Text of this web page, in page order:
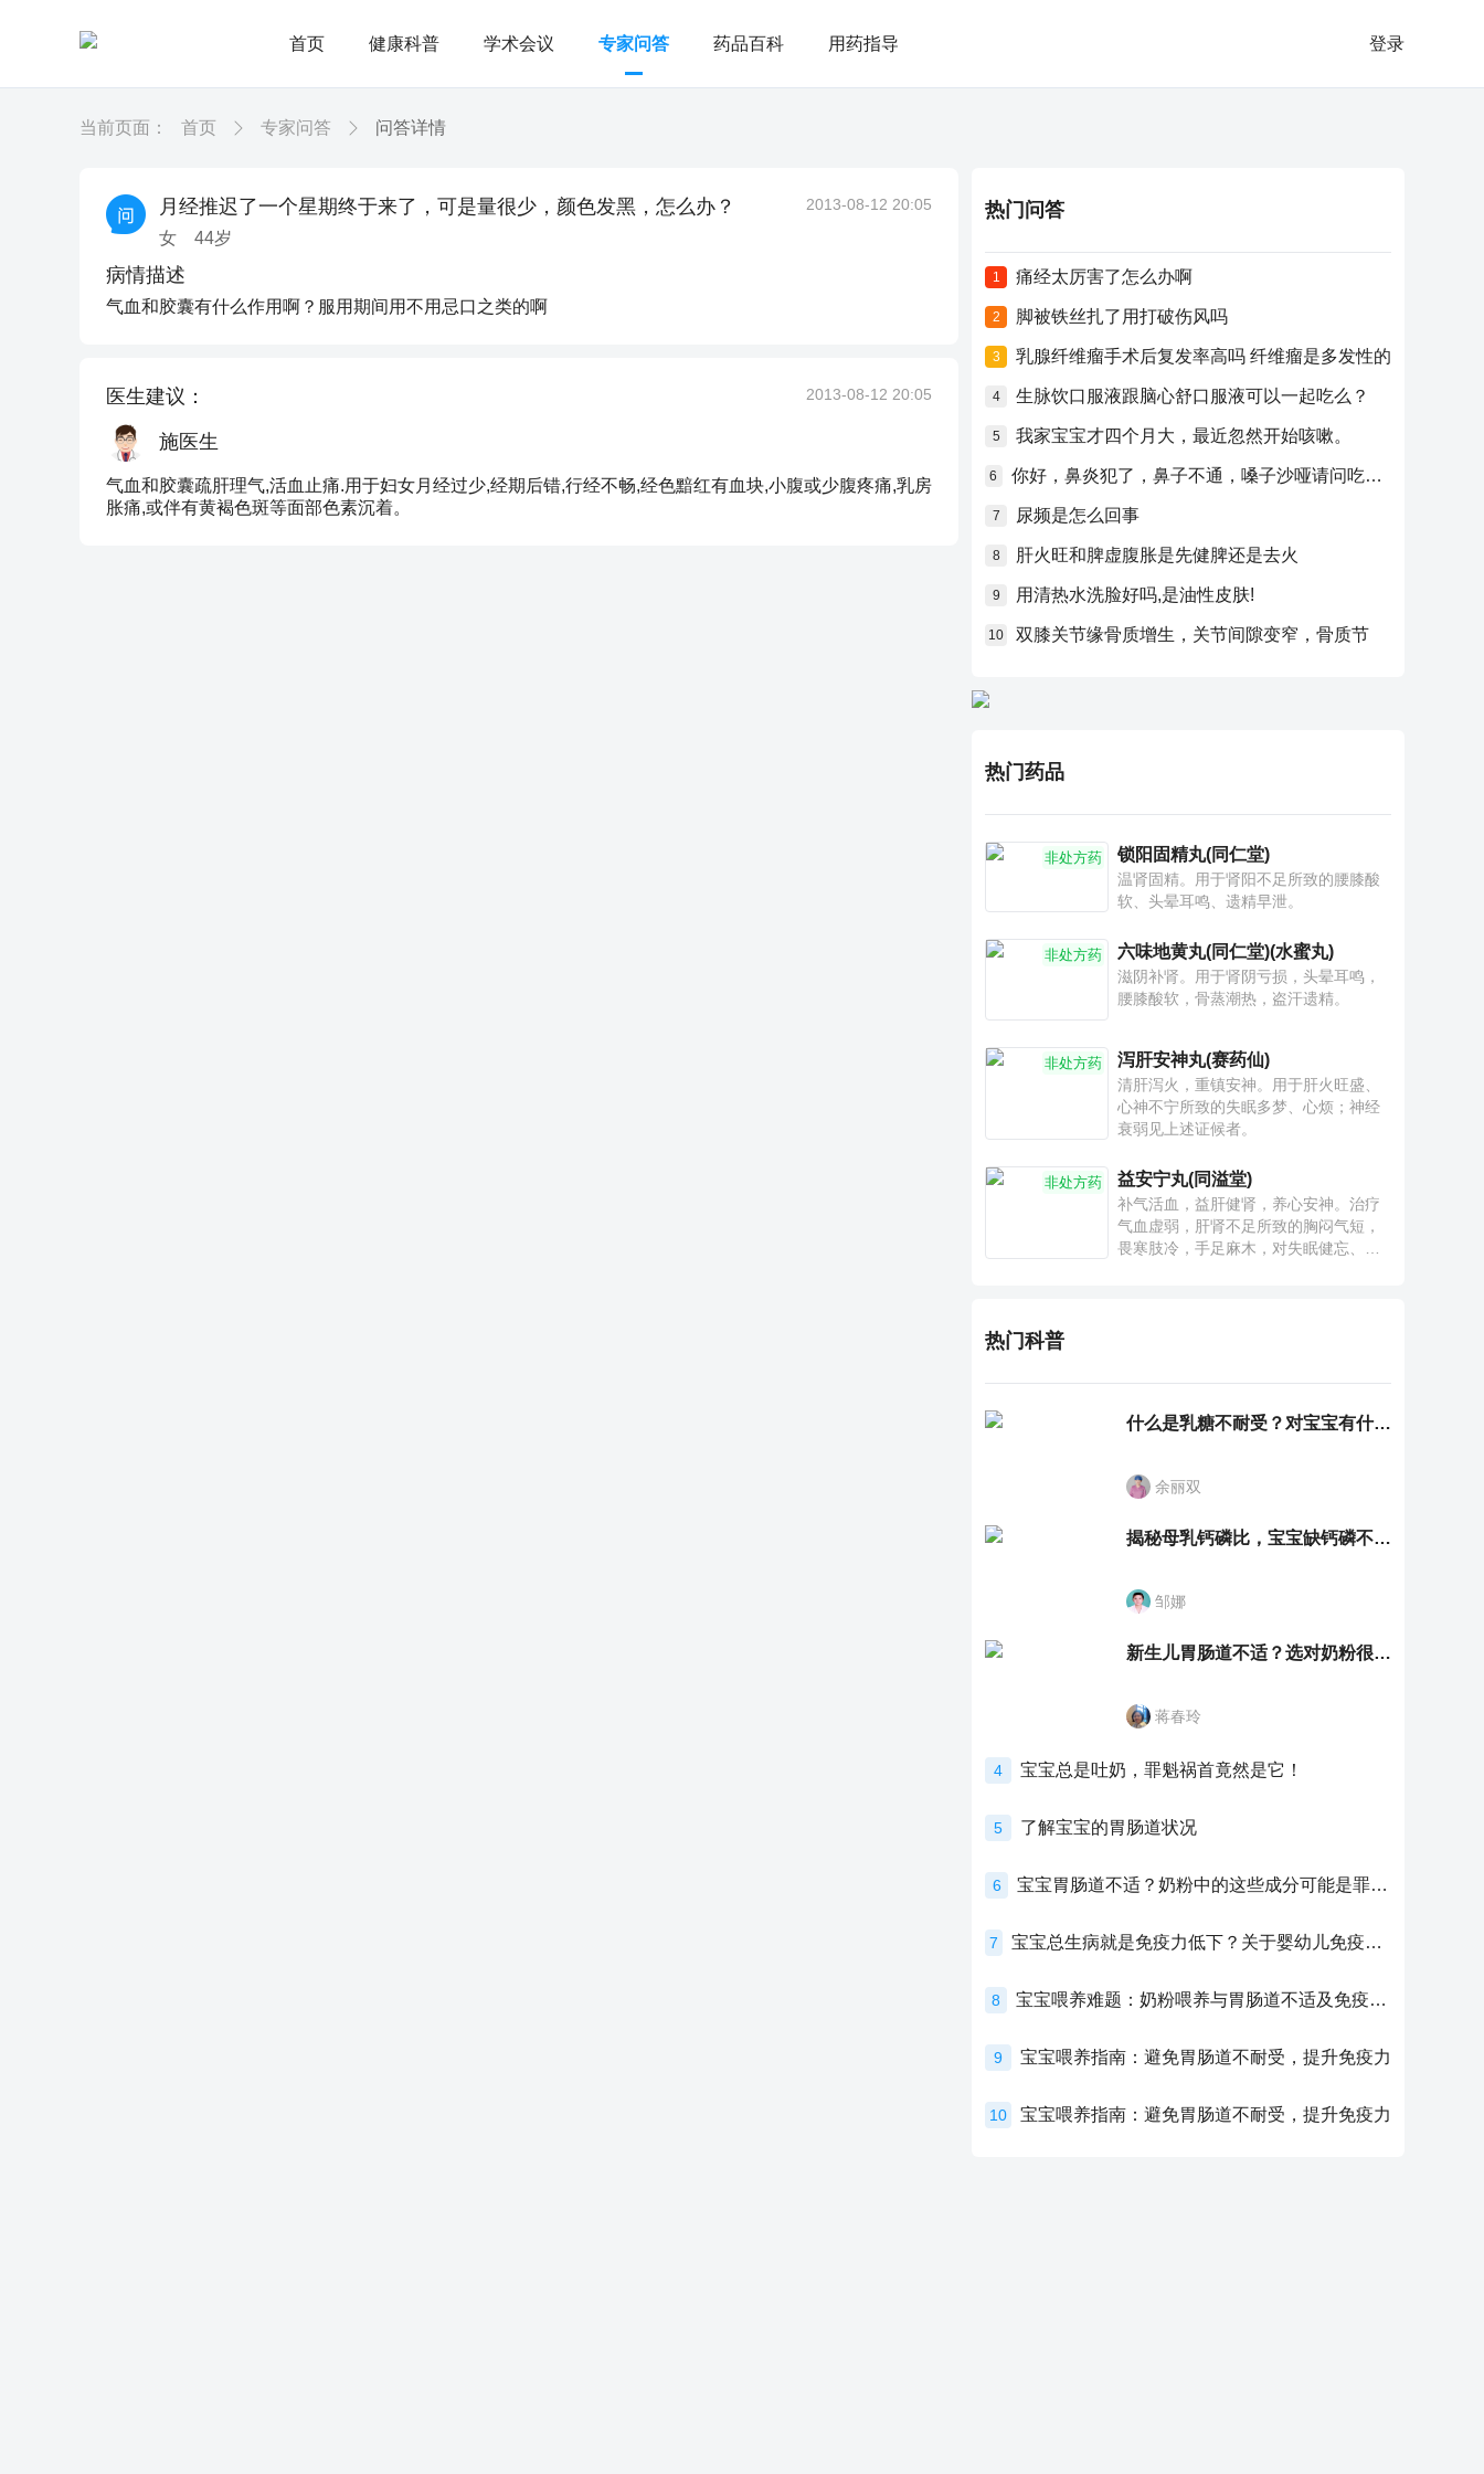
首页 健康科普 学术会议 专家问答 药品百科 用药指导 登录
当前页面： 首页 专家问答 问答详情
月经推迟了一个星期终于来了，可是量很少，颜色发黑，怎么办？
女 44岁
2013-08-12 20:05
病情描述
气血和胶囊有什么作用啊？服用期间用不用忌口之类的啊
医生建议： 2013-08-12 20:05
施医生
气血和胶囊疏肝理气,活血止痛.用于妇女月经过少,经期后错,行经不畅,经色黯红有血块,小腹或少腹疼痛,乳房
胀痛,或伴有黄褐色斑等面部色素沉着。
热门问答
1 痛经太厉害了怎么办啊
2 脚被铁丝扎了用打破伤风吗
3 乳腺纤维瘤手术后复发率高吗 纤维瘤是多发性的
4 生脉饮口服液跟脑心舒口服液可以一起吃么？
5 我家宝宝才四个月大，最近忽然开始咳嗽。
6 你好，鼻炎犯了，鼻子不通，嗓子沙哑请问吃什么药比较好？
7 尿频是怎么回事
8 肝火旺和脾虚腹胀是先健脾还是去火
9 用清热水洗脸好吗,是油性皮肤!
10 双膝关节缘骨质增生，关节间隙变窄，骨质节
热门药品
非处方药 锁阳固精丸(同仁堂)
温肾固精。用于肾阳不足所致的腰膝酸
软、头晕耳鸣、遗精早泄。
非处方药 六味地黄丸(同仁堂)(水蜜丸)
滋阴补肾。用于肾阴亏损，头晕耳鸣，
腰膝酸软，骨蒸潮热，盗汗遗精。
非处方药 泻肝安神丸(赛药仙)
清肝泻火，重镇安神。用于肝火旺盛、
心神不宁所致的失眠多梦、心烦；神经
衰弱见上述证候者。
非处方药 益安宁丸(同溢堂)
补气活血，益肝健肾，养心安神。治疗
气血虚弱，肝肾不足所致的胸闷气短，
畏寒肢冷，手足麻木，对失眠健忘、神
热门科普
什么是乳糖不耐受？对宝宝有什么影响？
余丽双
揭秘母乳钙磷比，宝宝缺钙磷不再愁
邹娜
新生儿胃肠道不适？选对奶粉很重要！
蒋春玲
4 宝宝总是吐奶，罪魁祸首竟然是它！
5 了解宝宝的胃肠道状况
6 宝宝胃肠道不适？奶粉中的这些成分可能是罪魁祸首！
7 宝宝总生病就是免疫力低下？关于婴幼儿免疫力的真相，家长必须了解！
8 宝宝喂养难题：奶粉喂养与胃肠道不适及免疫力提升的奥秘
9 宝宝喂养指南：避免胃肠道不耐受，提升免疫力
10 宝宝喂养指南：避免胃肠道不耐受，提升免疫力